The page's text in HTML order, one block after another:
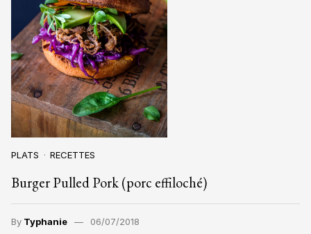
PLATS RECETTES
Burger Pulled Pork (porc effiloché)
By Typhanie 06/07/2018